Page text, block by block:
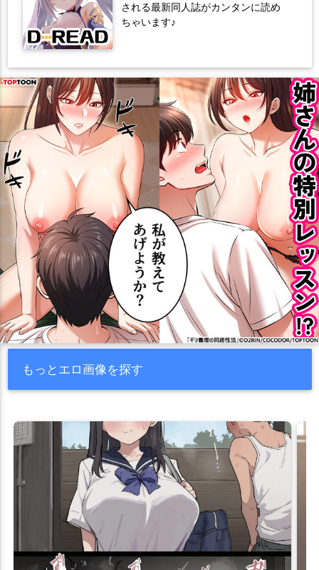
される最新同人誌がカンタンに読め
ちゃいます♪
もっとエロ画像を探す